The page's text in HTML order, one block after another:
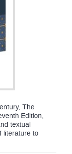
The
Edition,
textual
literature to